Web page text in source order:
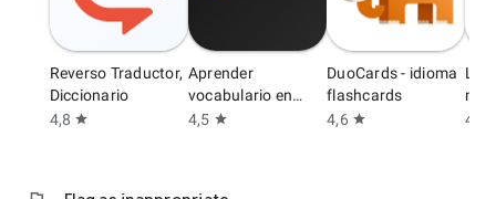
Reverso Traductor,
Diccionario
4,8 star
Aprender
vocabulario en
Inglés
4,5 star
DuoCards - idioma
flashcards
4,6 star
min
4,6